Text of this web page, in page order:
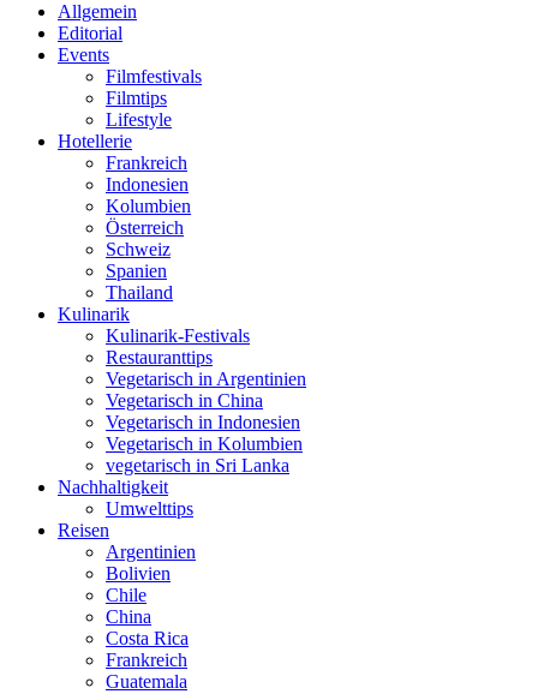
Allgemein
Editorial
Events
Filmfestivals
Filmtips
Lifestyle
Hotellerie
Frankreich
Indonesien
Kolumbien
Österreich
Schweiz
Spanien
Thailand
Kulinarik
Kulinarik-Festivals
Restauranttips
Vegetarisch in Argentinien
Vegetarisch in China
Vegetarisch in Indonesien
Vegetarisch in Kolumbien
vegetarisch in Sri Lanka
Nachhaltigkeit
Umwelttips
Reisen
Argentinien
Bolivien
Chile
China
Costa Rica
Frankreich
Guatemala